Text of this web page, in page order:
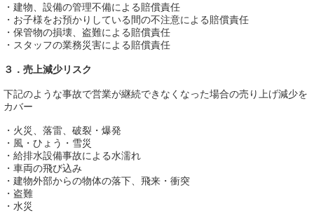
・建物、設備の管理不備による賠償責任
・お子様をお預かりしている間の不注意による賠償責任
・保管物の損壊、盗難による賠償責任
・スタッフの業務災害による賠償責任
３．売上減少リスク
下記のような事故で営業が継続できなくなった場合の売り上げ減少を
カバー
・火災、落雷、破裂・爆発
・風・ひょう・雪災
・給排水設備事故による水濡れ
・車両の飛び込み
・建物外部からの物体の落下、飛来・衝突
・盗難
・水災